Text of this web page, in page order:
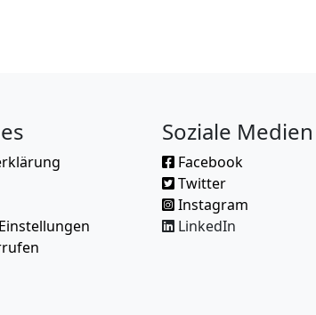
Soziale Medien
Facebook
Twitter
Instagram
LinkedIn